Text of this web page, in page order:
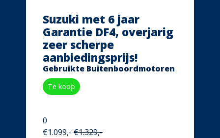
Suzuki met 6 jaar
Garantie DF4, overjarig
zeer scherpe
aanbiedingsprijs!
Gebruikte Buitenboordmotoren
Te koop
0
€1.099,- €1.329,-